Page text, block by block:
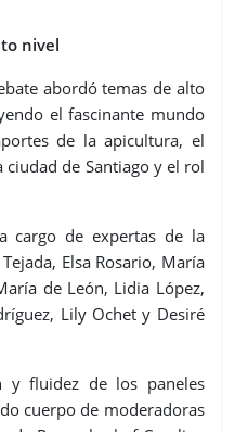
nivel
abordó temas de alto
el fascinante mundo
de la apicultura, el
de Santiago y el rol
cargo de expertas de la
Elsa Rosario, María
de León, Lidia López,
Lily Ochet y Desiré
y fluidez de los paneles
cuerpo de moderadoras